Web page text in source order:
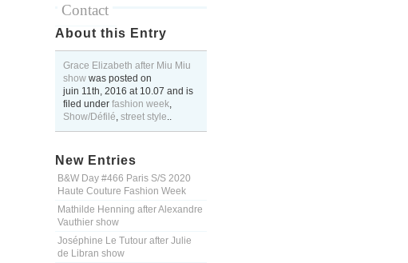
Contact
About this Entry
Grace Elizabeth after Miu Miu
show was posted on
juin 11th, 2016 at 10.07 and is
filed under fashion week,
Show/Défilé, street style..
New Entries
B&W Day #466 Paris S/S 2020
Haute Couture Fashion Week
Mathilde Henning after Alexandre
Vauthier show
Joséphine Le Tutour after Julie
de Libran show